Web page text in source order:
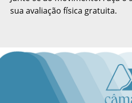
sua avaliação física gratuita.